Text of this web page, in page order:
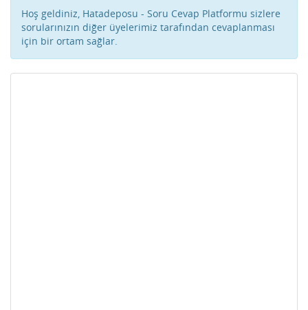
Hoş geldiniz, Hatadeposu - Soru Cevap Platformu sizlere
sorularınızın diğer üyelerimiz tarafından cevaplanması
için bir ortam sağlar.